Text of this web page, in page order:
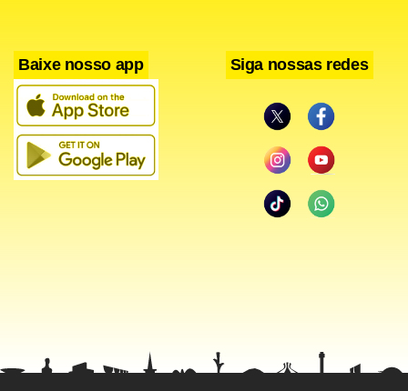
Baixe nosso app Siga nossas redes